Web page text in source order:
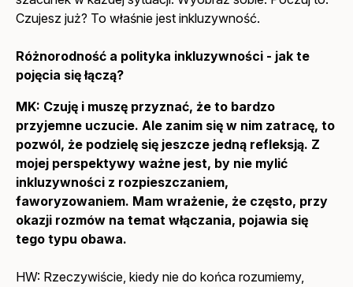
Czujesz już? To właśnie jest inkluzywność.
Różnorodność a polityka inkluzywności - jak te
pojęcia się łączą?
MK: Czuję i muszę przyznać, że to bardzo
przyjemne uczucie. Ale zanim się w nim zatracę, to
pozwól, że podzielę się jeszcze jedną refleksją. Z
mojej perspektywy ważne jest, by nie mylić
inkluzywności z rozpieszczaniem,
faworyzowaniem. Mam wrażenie, że często, przy
okazji rozmów na temat włączania, pojawia się
tego typu obawa.
HW: Rzeczywiście, kiedy nie do końca rozumiemy,